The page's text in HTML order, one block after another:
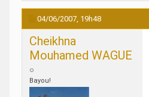
04/06/2007, 19h48
Cheikhna
Mouhamed WAGUE
Bayou!